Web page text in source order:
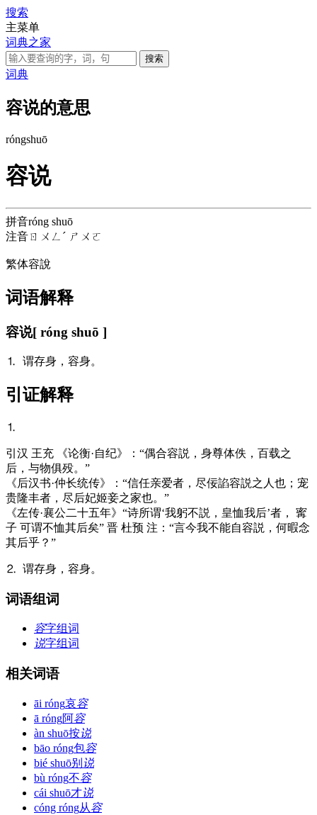
搜索
主菜单
词典之家
词典
容说的意思
róngshuō
容说
拼音róng shuō
注音ㄖㄨㄥˊ ㄕㄨㄛ
繁体容說
词语解释
容说[ róng shuō ]
⒈ 谓存身，容身。
引证解释
⒈
引 汉 王充 《论衡·自纪》：“偶合容説，身尊体佚，百载之
后，与物俱殁。”
《后汉书·仲长统传》：“信任亲爱者，尽佞諂容説之人也；宠
贵隆丰者，尽后妃姬妾之家也。”
《左传·襄公二十五年》“诗所谓‘我躬不説，皇恤我后’者， 寗
子 可谓不恤其后矣” 晋 杜预 注：“言今我不能自容説，何暇念
其后乎？”
⒉ 谓存身，容身。
词语组词
容字组词
说字组词
相关词语
āi róng哀容
ā róng阿容
àn shuō按说
bāo róng包容
bié shuō别 说
bù róng不容
cái shuō才说
cóng róng从容